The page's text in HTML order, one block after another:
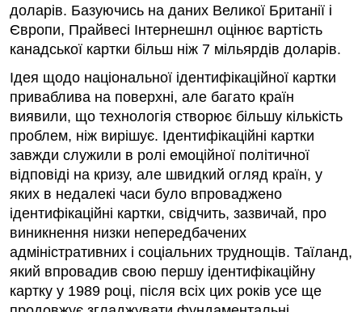
доларів. Базуючись на даних Великої Британії і
Європи, Прайвесі Інтернешнл оцінює вартість
канадської картки більш ніж 7 мільярдів доларів.
Ідея щодо національної ідентифікаційної картки
приваблива на поверхні, але багато країн
виявили, що технологія створює більшу кількість
проблем, ніж вирішує. Ідентифікаційні картки
завжди служили в ролі емоційної політичної
відповіді на кризу, але швидкий огляд країн, у
яких в недалекі часи було впроваджено
ідентифікаційні картки, свідчить, зазвичай, про
виникнення низки непередбачених
адміністративних і соціальних труднощів. Таїланд,
який впровадив свою першу ідентифікаційну
картку у 1989 році, після всіх цих років усе ще